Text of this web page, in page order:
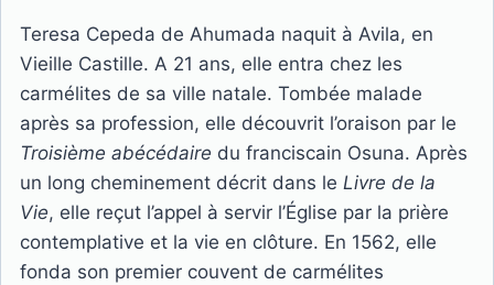
Teresa Cepeda de Ahumada naquit à Avila, en
Vieille Castille. A 21 ans, elle entra chez les
carmélites de sa ville natale. Tombée malade
après sa profession, elle découvrit l’oraison par le
Troisième abécédaire du franciscain Osuna. Après
un long cheminement décrit dans le Livre de la
Vie, elle reçut l’appel à servir l’Église par la prière
contemplative et la vie en clôture. En 1562, elle
fonda son premier couvent de carmélites